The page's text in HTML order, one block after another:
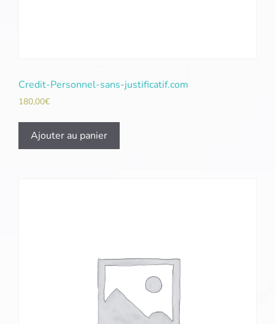
Credit-Personnel-sans-justificatif.com
180,00€
Ajouter au panier